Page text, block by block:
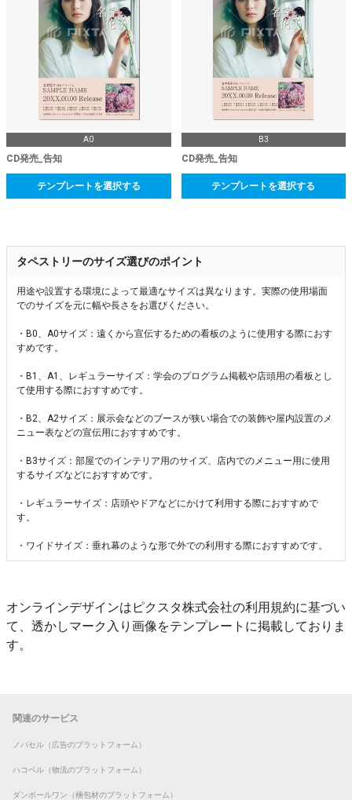
A0
CD発売_告知
テンプレートを選択する
B3
CD発売_告知
テンプレートを選択する
タペストリーのサイズ選びのポイント
用途や設置する環境によって最適なサイズは異なります。実際の使用場面
でのサイズを元に幅や長さをお選びください。
・B0、A0サイズ：遠くから宣伝するための看板のように使用する際におす
すめです。
・B1、A1、レギュラーサイズ：学会のプログラム掲載や店頭用の看板とし
て使用する際におすすめです。
・B2、A2サイズ：展示会などのブースが狭い場合での装飾や屋内設置のメ
ニュー表などの宣伝用におすすめです。
・B3サイズ：部屋でのインテリア用のサイズ、店内でのメニュー用に使用
するサイズなどにおすすめです。
・レギュラーサイズ：店頭やドアなどにかけて利用する際におすすめで
す。
・ワイドサイズ：垂れ幕のような形で外での利用する際におすすめです。
オンラインデザインはピクスタ株式会社の利用規約に基づい
て、透かしマーク入り画像をテンプレートに掲載しておりま
す。
関連のサービス
ノバセル（広告のプラットフォーム）
ハコベル（物流のプラットフォーム）
ダンボールワン（梱包材のプラットフォーム）